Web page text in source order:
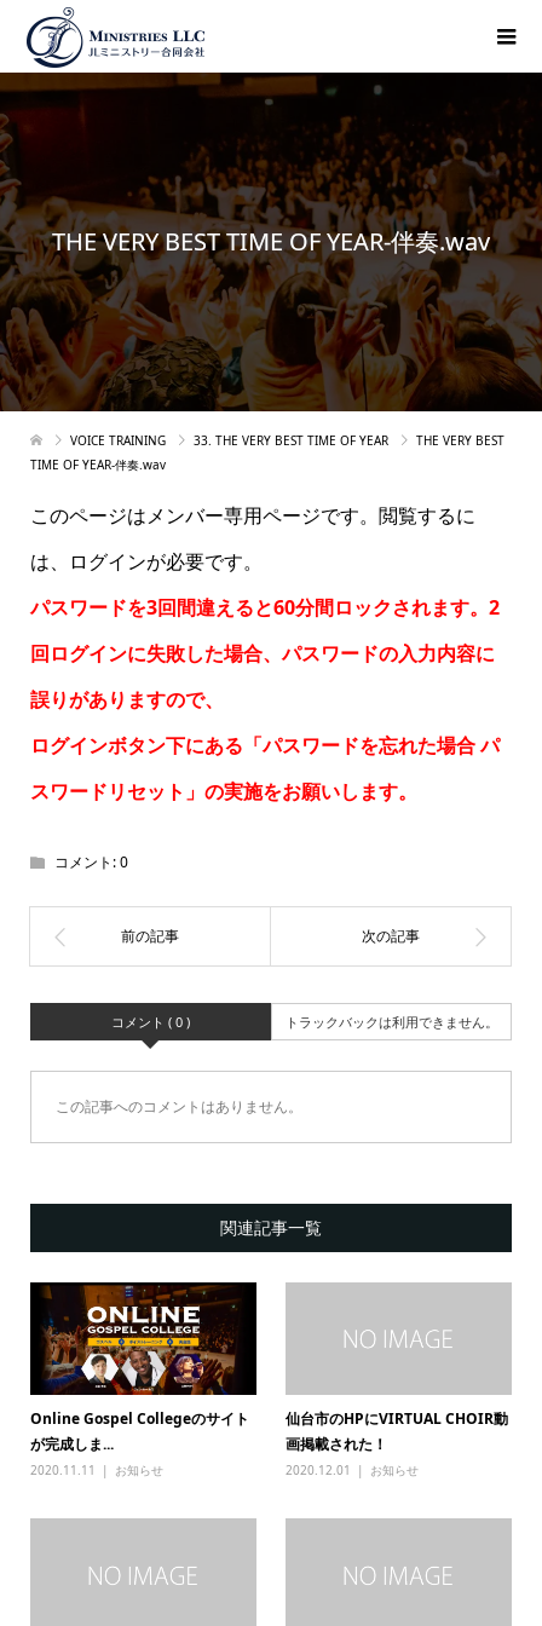
THE VERY BEST TIME OF YEAR-伴奏.wav
VOICE TRAINING 33. THE VERY BEST TIME OF YEAR
THE VERY BEST
TIME OF YEAR-伴奏.wav
このページはメンバー専用ページです。閲覧するに
は、ログインが必要です。
パスワードを3回間違えると60分間ロックされます。2
回ログインに失敗した場合、パスワードの入力内容に
誤りがありますので、
ログインボタン下にある「パスワードを忘れた場合パ
スワードリセット 」の実施をお願いします。
コメント:0
コメント ( 0 ) トラックバックは利用できません。
この記事へのコメントはありません。
関連記事一覧
Online Gospel Collegeのサイト
が完成しま...
2020.11.11 お知らせ
仙台市のHPにVIRTUAL CHOIR動
画掲載された！
2020.12.01 お知らせ